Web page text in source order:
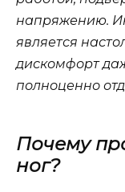
напряжению.
является
дискомфорт
полноценно
Почему
ног?